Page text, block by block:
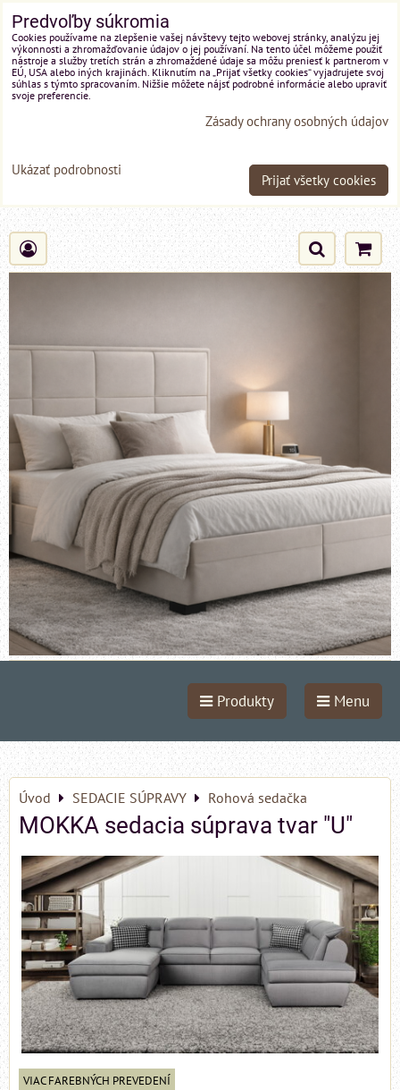
Produkty Menu
Úvod SEDACIE SÚPRAVY Rohová sedačka
MOKKA sedacia súprava tvar "U"
VIAC FAREBNÝCH PREVEDENÍ
Predvoľby súkromia
Cookies používame na zlepšenie vašej návštevy tejto webovej stránky, analýzu jej
výkonnosti a zhromažďovanie údajov o jej používaní. Na tento účel môžeme použiť
nástroje a služby tretích strán a zhromaždené údaje sa môžu preniesť k partnerom v
EÚ, USA alebo iných krajinách. Kliknutím na „Prijať všetky cookies“ vyjadrujete svoj
súhlas s týmto spracovaním. Nižšie môžete nájsť podrobné informácie alebo upraviť
svoje preferencie.
Zásady ochrany osobných údajov
Ukázať podrobnosti
Prijať všetky cookies